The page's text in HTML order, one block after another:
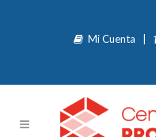
Mi Cuenta